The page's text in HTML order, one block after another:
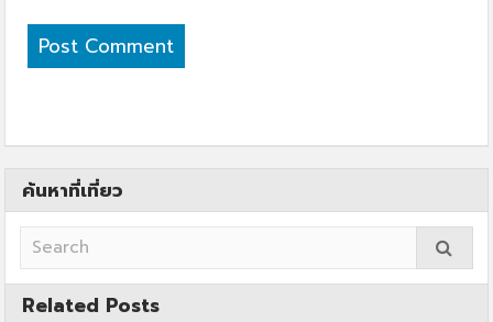
ค้นหาที่เที่ยว
Related Posts